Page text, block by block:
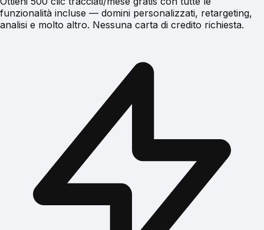
funzionalità incluse — domini personalizzati, retargeting,
analisi e molto altro. Nessuna carta di credito richiesta.